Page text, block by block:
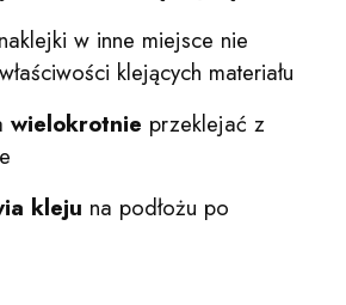
w inne miejsce nie
klejących materiału
wielokrotnie przeklejać z
kleju na podłożu po